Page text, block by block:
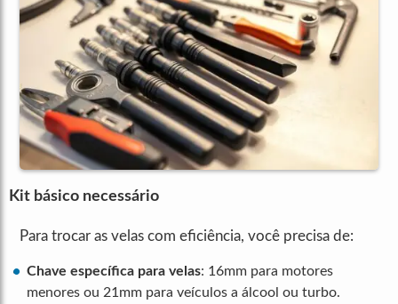
Kit básico necessário
Para trocar as velas com eficiência, você precisa de:
Chave específica para velas: 16mm para motores
menores ou 21mm para veículos a álcool ou turbo.